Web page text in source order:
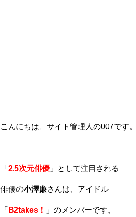
こんにちは、サイト管理人の007です
「 2.5次元俳優 」として注目される
俳優の小澤廉さんは、アイドル
「 B2takes！ 」のメンバーです。